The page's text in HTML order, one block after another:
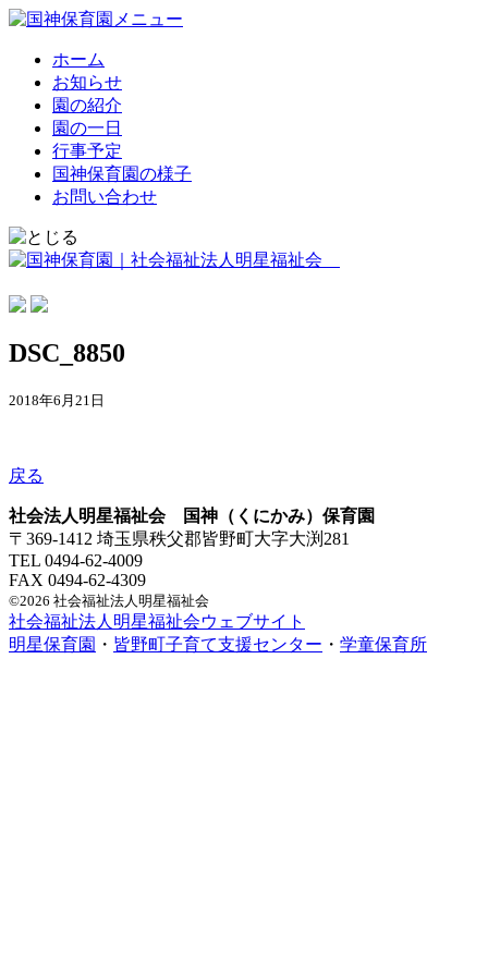
ホーム
お知らせ
園の紹介
園の一日
行事予定
国神保育園の様子
お問い合わせ
DSC_8850
2018年6月21日
戻る
社会法人明星福祉会 国神（くにかみ）保育園
〒369-1412 埼玉県秩父郡皆野町大字大渕281
TEL 0494-62-4009
FAX 0494-62-4309
©2026 社会福祉法人明星福祉会
社会福祉法人明星福祉会ウェブサイト
明星保育園 ・ 皆野町子育て支援センター ・ 学童保育所